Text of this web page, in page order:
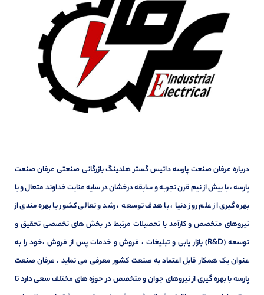
درباره عرفان صنعت پارسه داتیس گستر هلدینگ بازرگانی صنعتی عرفان صنعت
پارسه ، با بیش از نیم قرن تجربه و سابقه درخشان در سایه عنایت خداوند متعال و با
بهره گیری از علم روز دنیا ، با هدف توسعه ، رشد و تعالی کشور با بهره مندی از
نیروهای متخصص و کارآمد با تحصیلات مرتبط در بخش های تخصصی تحقیق و
توسعه (R&D) بازار یابی و تبلیغات ، فروش و خدمات پس از فروش ،خود را به
عنوان یک همکار قابل اعتماد به صنعت کشور معرفی می نماید . عرفان صنعت
پارسه با بهره گیری از نیروهای جوان و متخصص در حوزه های مختلف سعی دارد تا